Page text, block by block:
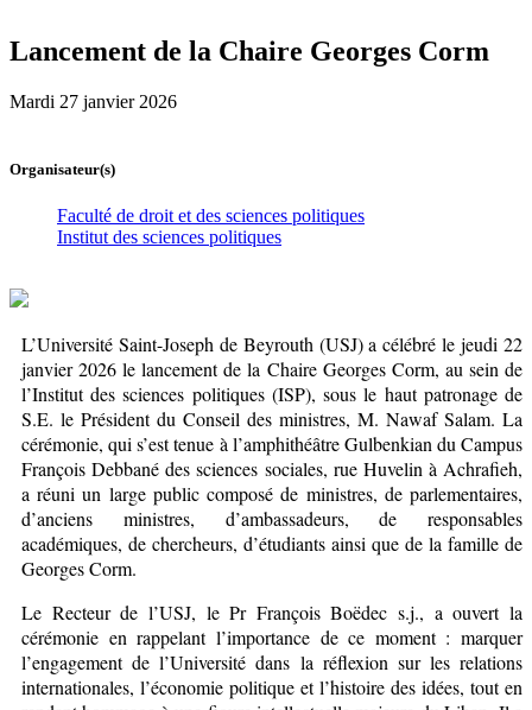
Lancement de la Chaire Georges Corm
Mardi 27 janvier 2026
Organisateur(s)
Faculté de droit et des sciences politiques
Institut des sciences politiques
L’Université Saint-Joseph de Beyrouth (USJ) a célébré le jeudi 22
janvier 2026 le lancement de la Chaire Georges Corm, au sein de
l’Institut des sciences politiques (ISP), sous le haut patronage de
S.E. le Président du Conseil des ministres, M. Nawaf Salam. La
cérémonie, qui s’est tenue à l’amphithéâtre Gulbenkian du Campus
François Debbané des sciences sociales, rue Huvelin à Achrafieh,
a réuni un large public composé de ministres, de parlementaires,
d’anciens ministres, d’ambassadeurs, de responsables
académiques, de chercheurs, d’étudiants ainsi que de la famille de
Georges Corm.
Le Recteur de l’USJ, le Pr François Boëdec s.j., a ouvert la
cérémonie en rappelant l’importance de ce moment : marquer
l’engagement de l’Université dans la réflexion sur les relations
internationales, l’économie politique et l’histoire des idées, tout en